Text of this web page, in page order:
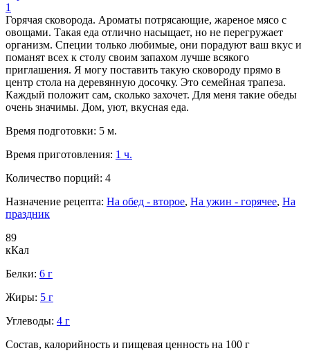
1
Горячая сковорода. Ароматы потрясающие, жареное мясо с
овощами. Такая еда отлично насыщает, но не перегружает
организм. Специи только любимые, они порадуют ваш вкус и
поманят всех к столу своим запахом лучше всякого
приглашения. Я могу поставить такую сковороду прямо в
центр стола на деревянную досочку. Это семейная трапеза.
Каждый положит сам, сколько захочет. Для меня такие обеды
очень значимы. Дом, уют, вкусная еда.
Время подготовки: 5 м.
Время приготовления: 1 ч.
Количество порций: 4
Назначение рецепта: На обед - второе, На ужин - горячее, На
праздник
89
кКал
Белки: 6 г
Жиры: 5 г
Углеводы: 4 г
Состав, калорийность и пищевая ценность на 100 г